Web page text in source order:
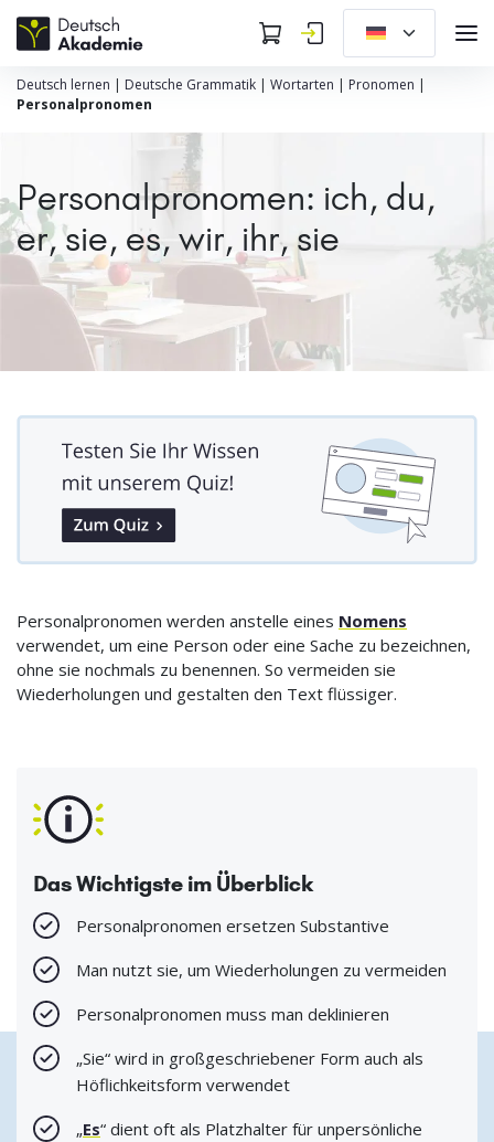
Deutsch lernen | Deutsche Grammatik | Wortarten | Pronomen |
Personalpronomen
Personalpronomen: ich, du,
er, sie, es, wir, ihr, sie
Personalpronomen werden anstelle eines Nomens
verwendet, um eine Person oder eine Sache zu bezeichnen,
ohne sie nochmals zu benennen. So vermeiden sie
Wiederholungen und gestalten den Text flüssiger.
Das Wichtigste im Überblick
Personalpronomen ersetzen Substantive
Man nutzt sie, um Wiederholungen zu vermeiden
Personalpronomen muss man deklinieren
„Sie“ wird in großgeschriebener Form auch als
Höflichkeitsform verwendet
„Es“ dient oft als Platzhalter für unpersönliche